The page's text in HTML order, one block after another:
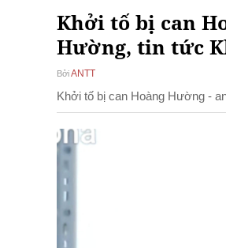
Khởi tố bị can
Hường, tin tức
BởiANTT
Khởi tố bị can Hoàng Hường -